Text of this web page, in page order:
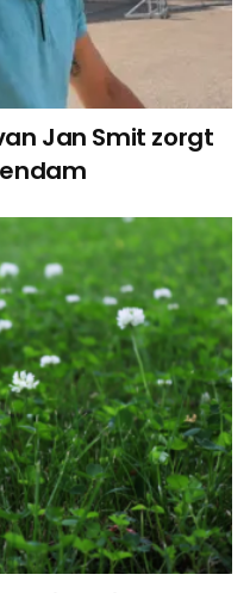
Jan Smit zorgt